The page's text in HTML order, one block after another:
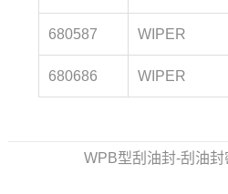
680587 WIPER
680686 WIPER
WPB型刮油封-刮油封